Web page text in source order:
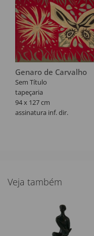
Genaro de Carvalho
Sem Título
tapeçaria
94 x 127 cm
assinatura inf. dir.
Veja também